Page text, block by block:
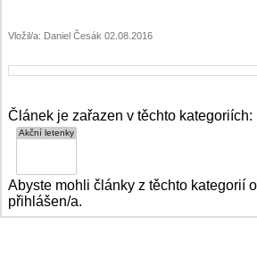
Vložil/a: Daniel Česák 02.08.2016
Článek je zařazen v těchto kategoriích:
Abyste mohli články z těchto kategorií
přihlášen/a.